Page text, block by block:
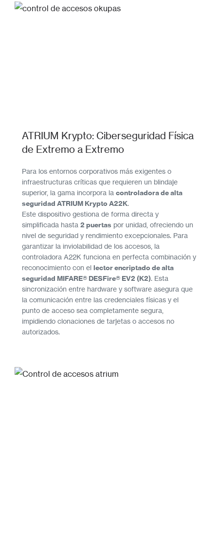
ATRIUM Krypto: Ciberseguridad Física
de Extremo a Extremo
Para los entornos corporativos más exigentes o
infraestructuras críticas que requieren un blindaje
superior, la gama incorpora la controladora de alta
seguridad ATRIUM Krypto A22K.
Este dispositivo gestiona de forma directa y
simplificada hasta 2 puertas por unidad, ofreciendo un
nivel de seguridad y rendimiento excepcionales. Para
garantizar la inviolabilidad de los accesos, la
controladora A22K funciona en perfecta combinación y
reconocimiento con el lector encriptado de alta
seguridad MIFARE® DESFire® EV2 (K2). Esta
sincronización entre hardware y software asegura que
la comunicación entre las credenciales físicas y el
punto de acceso sea completamente segura,
impidiendo clonaciones de tarjetas o accesos no
autorizados.